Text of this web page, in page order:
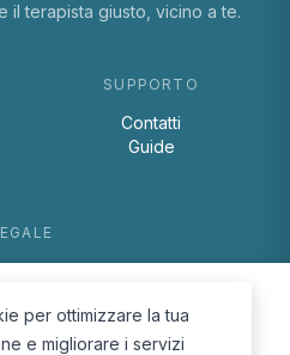
il terapista giusto, vicino a te.
SUPPORTO
Contatti
Guide
Policy
per ottimizzare la tua
e migliorare i servizi